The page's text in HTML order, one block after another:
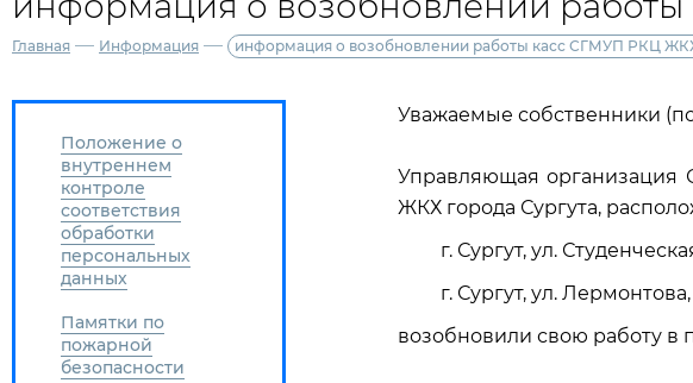
Главная — Информация — информация о возобновлении работы касс СГМУП РКЦ ЖКХ
Положение о
внутреннем
контроле
соответствия
обработки
персональных
данных
Памятки по
пожарной
безопасности
Уважаемые собственники
Управляющая
ЖКХ города Сургута,
г. Сургут, ул.
г. Сургут, ул. Лермонтова,
возобновили свою работу